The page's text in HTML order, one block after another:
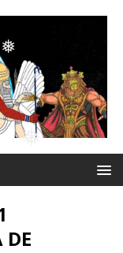
❅
❅
DE